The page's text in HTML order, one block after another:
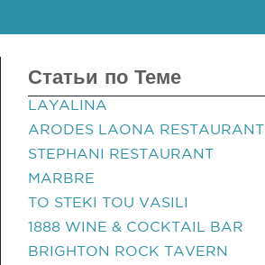
Статьи по Теме
LAYALINA
ARODES LAONA RESTAURANT
STEPHANI RESTAURANT
MARBRE
TO STEKI TOU VASILI
1888 WINE & COCKTAIL BAR
BRIGHTON ROCK TAVERN